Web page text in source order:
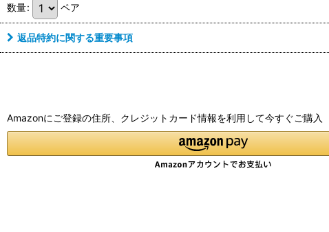
数量: ペア
返品特約に関する重要事項
Amazonにご登録の住所、クレジットカード情報を利用して今すぐご購入